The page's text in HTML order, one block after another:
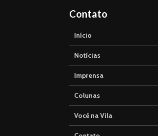
Contato
Início
Notícias
Imprensa
Colunas
Você na Vila